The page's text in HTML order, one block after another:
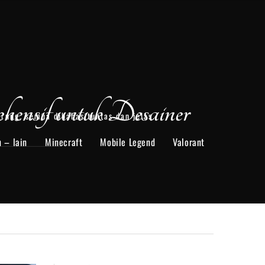
semua dibahas tuntas dan jelas.
– lain Minecraft Mobile Legend Valorant
untuk Desainer